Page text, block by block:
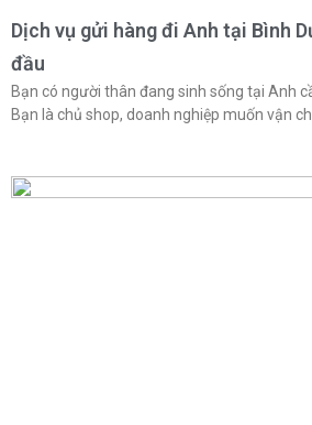
Dịch vụ gửi hàng đi Anh tại Bình
đầu
Bạn có người thân đang sinh sống tại Anh
Bạn là chủ shop, doanh nghiệp muốn vận